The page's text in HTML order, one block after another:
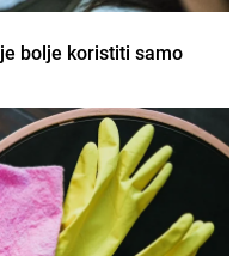
bolje koristiti samo